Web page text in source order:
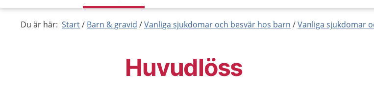
Du är här: Start Barn & gravid Vanliga sjukdomar och besvär hos barn Vanliga sjukdomar
Huvudlöss